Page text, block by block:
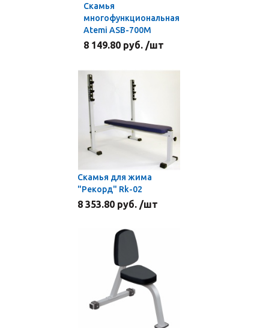
Скамья
многофункциональная
Atemi ASB-700M
8 149.80 руб. /шт
Скамья для жима
"Рекорд" Rk-02
8 353.80 руб. /шт